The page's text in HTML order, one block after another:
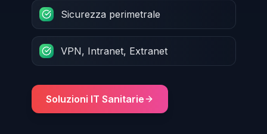
Sicurezza perimetrale
VPN, Intranet, Extranet
Soluzioni IT Sanitarie